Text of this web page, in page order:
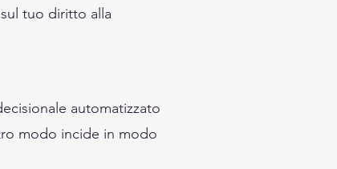
tuo diritto alla
automatizzato
modo incide in modo